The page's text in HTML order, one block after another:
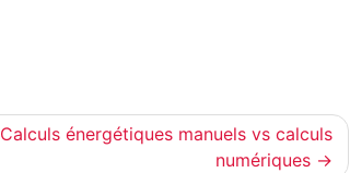
Calculs énergétiques manuels vs calculs
numériques